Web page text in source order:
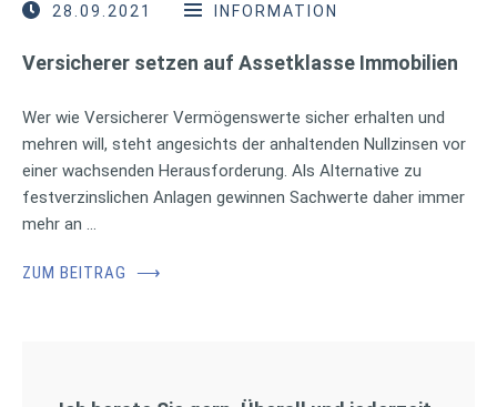
28.09.2021 INFORMATION
Versicherer setzen auf Assetklasse Immobilien
Wer wie Versicherer Vermögenswerte sicher erhalten und
mehren will, steht angesichts der anhaltenden Nullzinsen vor
einer wachsenden Herausforderung. Als Alternative zu
festverzinslichen Anlagen gewinnen Sachwerte daher immer
mehr an …
ZUM BEITRAG ⟶